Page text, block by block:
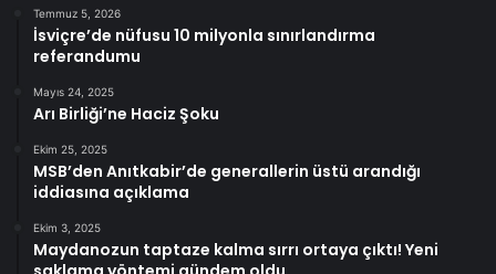
Temmuz 5, 2026
İsviçre’de nüfusu 10 milyonla sınırlandırma
referandumu
Mayıs 24, 2025
Arı Birliği’ne Haciz Şoku
Ekim 25, 2025
MSB’den Anıtkabir’de generallerin üstü arandığı
iddiasına açıklama
Ekim 3, 2025
Maydanozun taptaze kalma sırrı ortaya çıktı! Yeni